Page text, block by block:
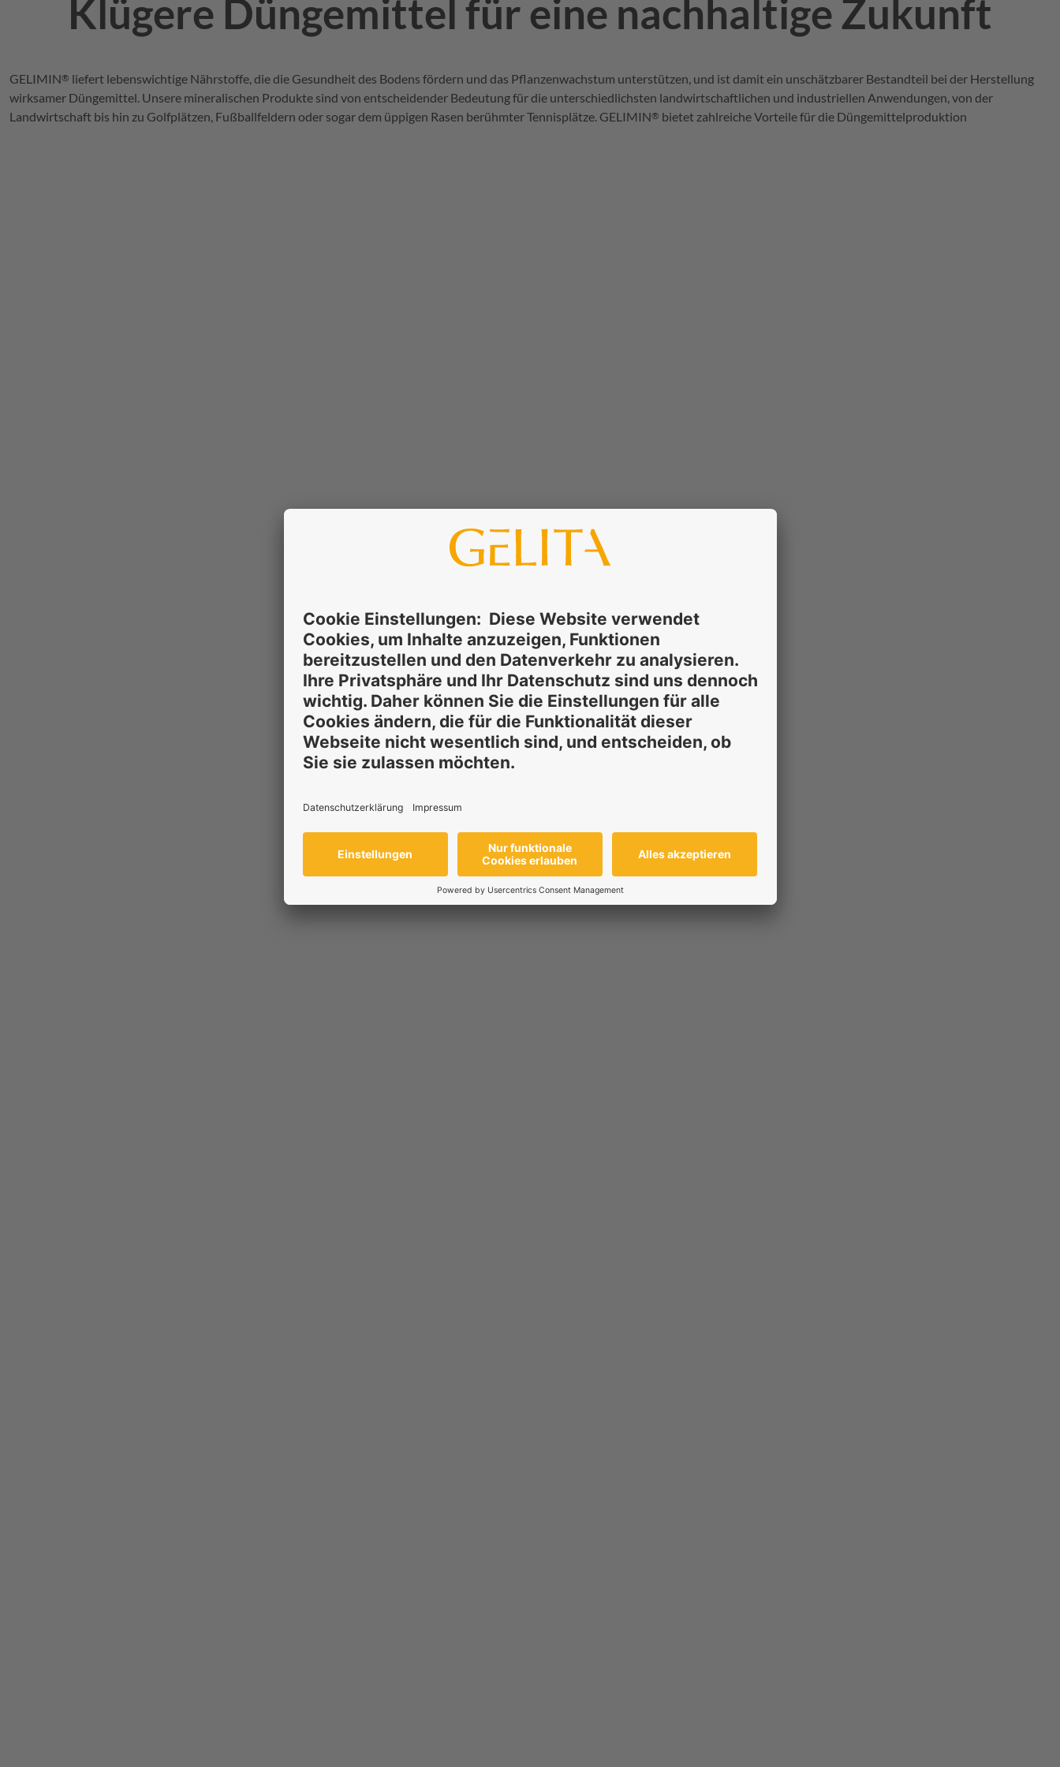
Klügere Düngemittel für eine nachhaltige Zukunft
GELIMIN® liefert lebenswichtige Nährstoffe, die die Gesundheit des Bodens fördern und das Pflanzenwachstum unterstützen, und ist damit ein unschätzbarer Bestandteil bei der Herstellung
wirksamer Düngemittel. Unsere mineralischen Produkte sind von entscheidender Bedeutung für die unterschiedlichsten landwirtschaftlichen und industriellen Anwendungen, von der
Landwirtschaft bis hin zu Golfplätzen, Fußballfeldern oder sogar dem üppigen Rasen berühmter Tennisplätze. GELIMIN® bietet zahlreiche Vorteile für die Düngemittelproduktion